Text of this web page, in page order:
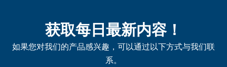
OK处理器的另一个特征是添加反馈消除器，其允许用户通过
低通滤波器发送音频，从而从音频信号中移除任何不需要的噪
声。
获取每日最新内容！
如果您对我们的产品感兴趣，可以通过以下方式与我们联
系。